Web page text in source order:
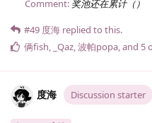
Comment: 奖池还在累计（）
#49 度海 replied to this.
俩fish
_Qaz 波帕popa , and 5
度海 Discussion starter